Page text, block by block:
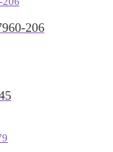
206